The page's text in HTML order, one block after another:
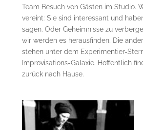
Team Besuch von Gästen im Studio.
vereint: Sie sind interessant und
sagen. Oder Geheimnisse zu
wir werden es herausfinden. Die
stehen unter dem Experimentier-
Improvisations-Galaxie. Hoffentlich
zurück nach Hause.